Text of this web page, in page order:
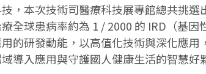
，本次技術司醫療科技展專館總共挑
全球患病率約為 1 / 2000 的 IRD（基
的研發動能，以高值化技術與深化應
導入應用與守護國人健康生活的智慧好